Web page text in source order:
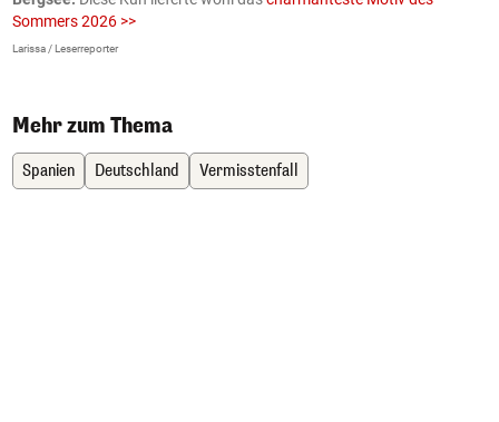
Sommers 2026 >>
Larissa / Leserreporter
Mehr zum Thema
Spanien Deutschland Vermisstenfall